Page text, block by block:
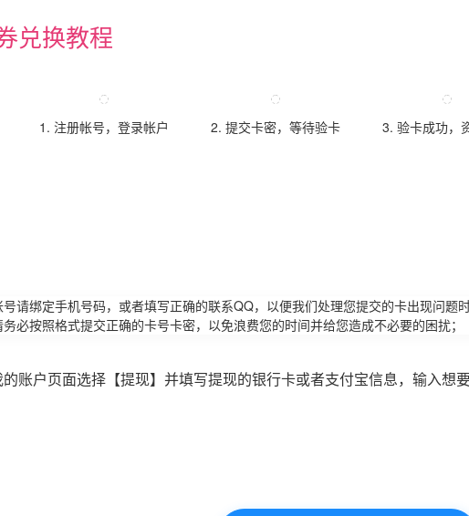
兑换教程
1. 注册帐号，登录帐户 2. 提交卡密，等待验卡 3. 验卡成功，
号请绑定手机号码，或者填写正确的联系QQ，以便我们处理您提交的卡出现问题
必按照格式提交正确的卡号卡密，以免浪费您的时间并给您造成不必要的困扰；
账户页面选择【提现】并填写提现的银行卡或者支付宝信息，输入想